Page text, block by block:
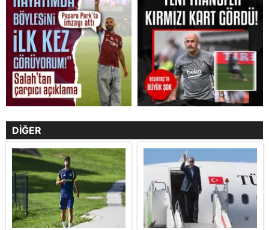
DİĞER